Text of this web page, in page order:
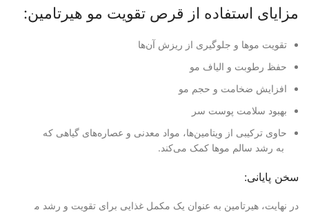
مزایای استفاده از قرص تقویت مو هیرتامین:
تقویت موها و جلوگیری از ریزش آن‌ها
حفظ رطوبت و الیاف مو
افزایش ضخامت و حجم مو
بهبود سلامت پوست سر
حاوی ترکیبی از ویتامین‌ها، مواد معدنی و عصاره‌های گیاهی که
به رشد سالم موها کمک می‌کند.
سخن پایانی:
در نهایت، هیرتامین به عنوان یک مکمل غذایی برای تقویت و رشد م